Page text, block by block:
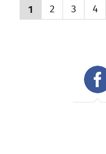
1 2 3 4